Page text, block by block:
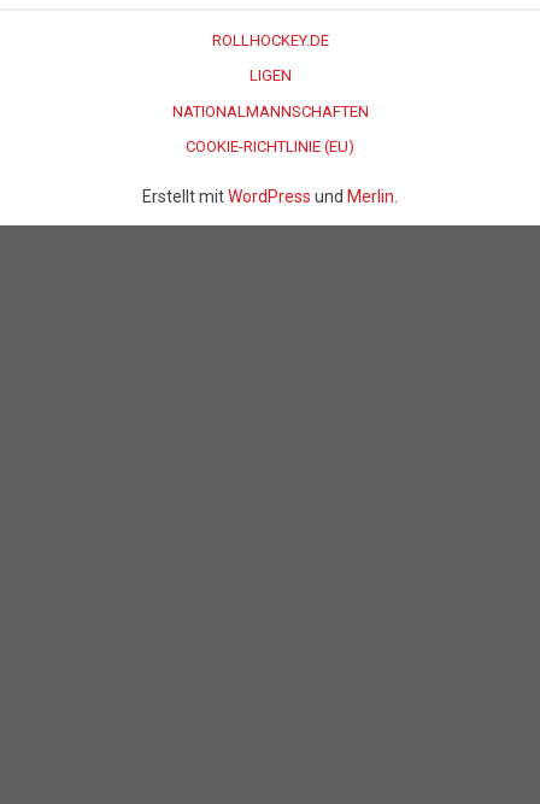
ROLLHOCKEY.DE
LIGEN
NATIONALMANNSCHAFTEN
COOKIE-RICHTLINIE (EU)
Erstellt mitWordPress und Merlin.